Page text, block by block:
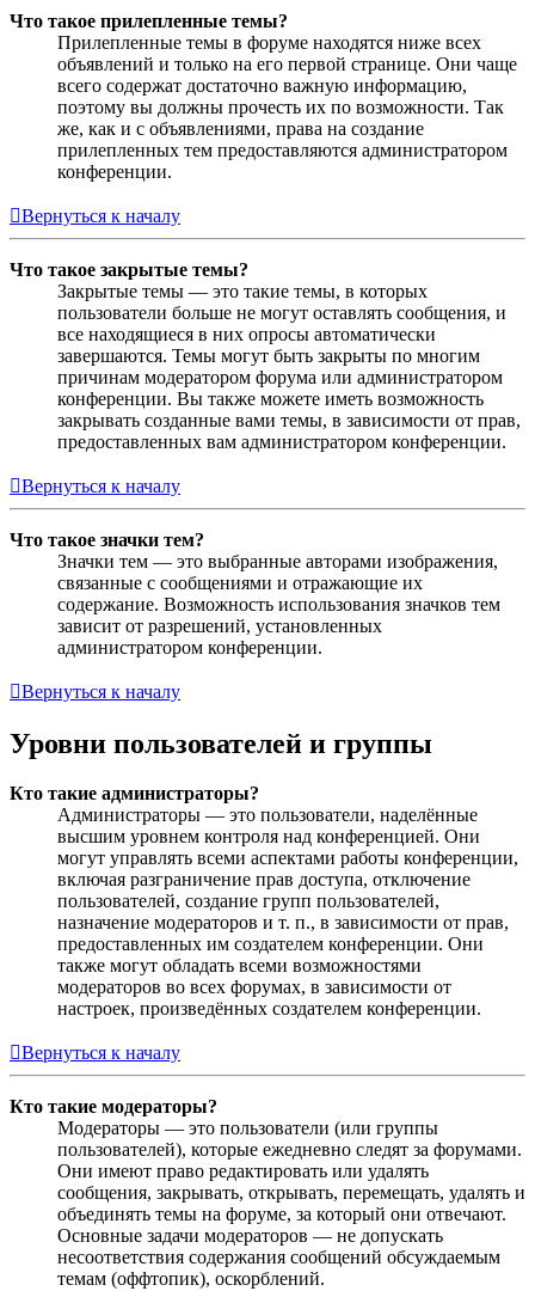
Что такое прилепленные темы?
Прилепленные темы в форуме находятся ниже всех
объявлений и только на его первой странице. Они чаще
всего содержат достаточно важную информацию,
поэтому вы должны прочесть их по возможности. Так
же, как и с объявлениями, права на создание
прилепленных тем предоставляются администратором
конференции.
Вернуться к началу
Что такое закрытые темы?
Закрытые темы — это такие темы, в которых
пользователи больше не могут оставлять сообщения, и
все находящиеся в них опросы автоматически
завершаются. Темы могут быть закрыты по многим
причинам модератором форума или администратором
конференции. Вы также можете иметь возможность
закрывать созданные вами темы, в зависимости от прав,
предоставленных вам администратором конференции.
Вернуться к началу
Что такое значки тем?
Значки тем — это выбранные авторами изображения,
связанные с сообщениями и отражающие их
содержание. Возможность использования значков тем
зависит от разрешений, установленных
администратором конференции.
Вернуться к началу
Уровни пользователей и группы
Кто такие администраторы?
Администраторы — это пользователи, наделённые
высшим уровнем контроля над конференцией. Они
могут управлять всеми аспектами работы конференции,
включая разграничение прав доступа, отключение
пользователей, создание групп пользователей,
назначение модераторов и т. п., в зависимости от прав,
предоставленных им создателем конференции. Они
также могут обладать всеми возможностями
модераторов во всех форумах, в зависимости от
настроек, произведённых создателем конференции.
Вернуться к началу
Кто такие модераторы?
Модераторы — это пользователи (или группы
пользователей), которые ежедневно следят за форумами.
Они имеют право редактировать или удалять
сообщения, закрывать, открывать, перемещать, удалять и
объединять темы на форуме, за который они отвечают.
Основные задачи модераторов — не допускать
несоответствия содержания сообщений обсуждаемым
темам (оффтопик), оскорблений.